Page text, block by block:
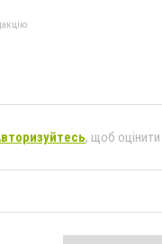
, щоб оцінити